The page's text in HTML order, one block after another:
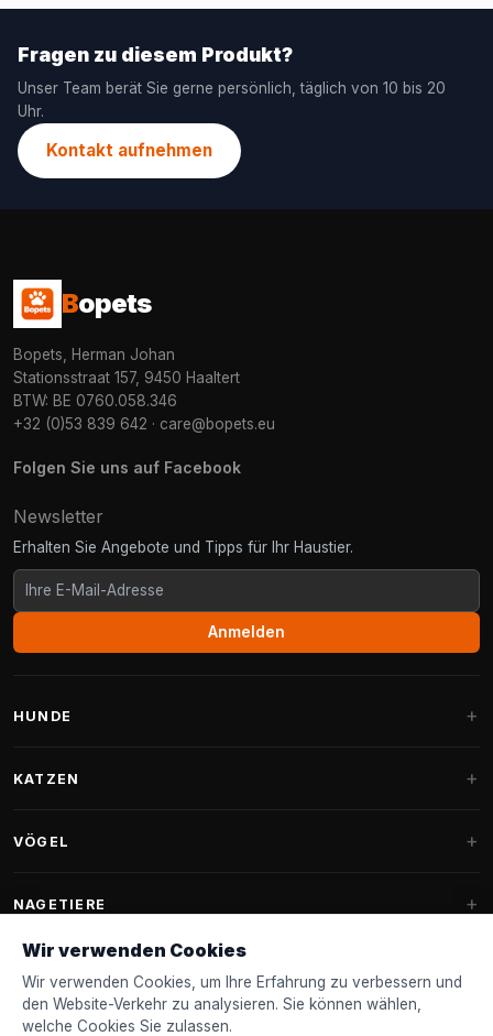
Fragen zu diesem Produkt?
Unser Team berät Sie gerne persönlich, täglich von 10 bis 20
Uhr.
Kontakt aufnehmen
Bopets
Bopets, Herman Johan
Stationsstraat 157, 9450 Haaltert
BTW: BE 0760.058.346
+32 (0)53 839 642 · care@bopets.eu
Folgen Sie uns auf Facebook
Newsletter
Erhalten Sie Angebote und Tipps für Ihr Haustier.
Anmelden
HUNDE
Fantail Hundebetten
Halsbänder & Leinen
KATZEN
Kratzbäume
Kratzbäume für Maine Coon
Kratzbaum-Ersatzteile
Kratztonnen
VÖGEL
Futterhäuschen
Nistkästen & Nistmaterial
NAGETIERE
Kaninchenfutter
Nagerfutter
FANTAIL
Wir verwenden Cookies
Wir verwenden Cookies, um Ihre Erfahrung zu verbessern und
den Website-Verkehr zu analysieren. Sie können wählen,
welche Cookies Sie zulassen.